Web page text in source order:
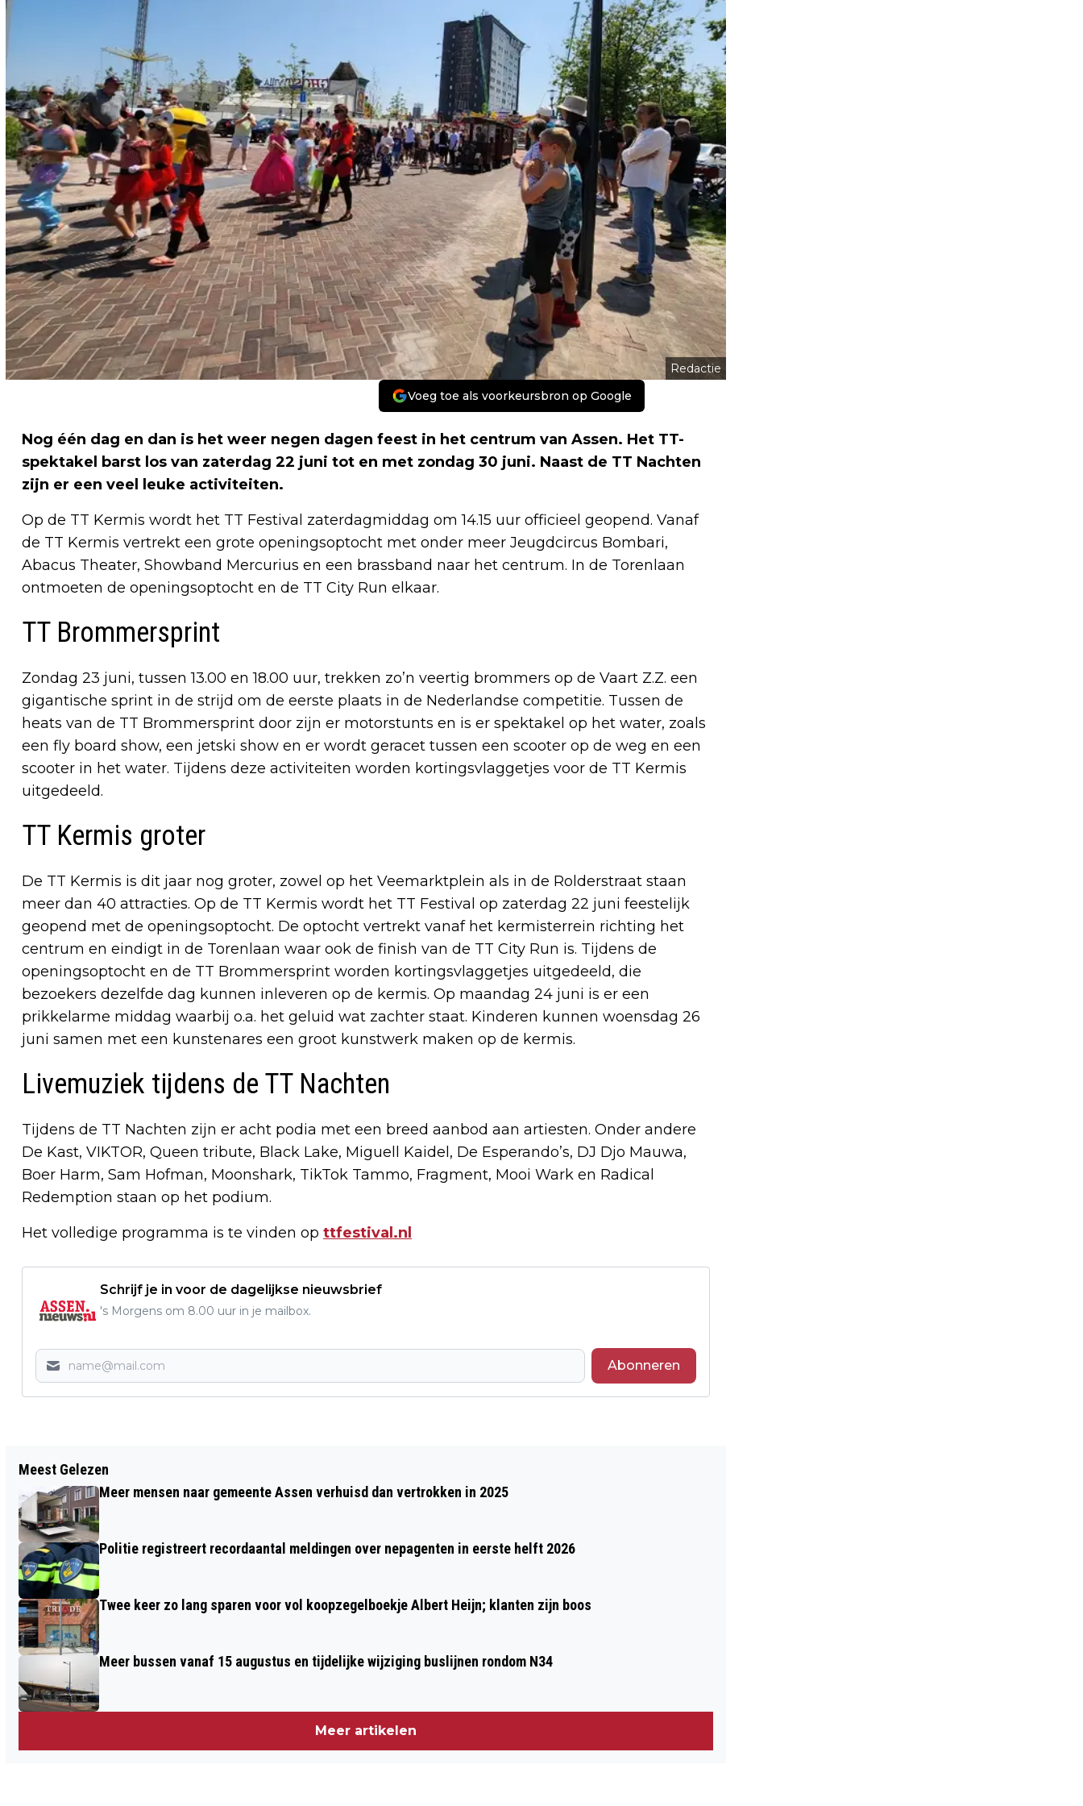
Redactie
Voeg toe als voorkeursbron op Google
Nog één dag en dan is het weer negen dagen feest in het centrum van Assen. Het TT-
spektakel barst los van zaterdag 22 juni tot en met zondag 30 juni. Naast de TT Nachten
zijn er een veel leuke activiteiten.
Op de TT Kermis wordt het TT Festival zaterdagmiddag om 14.15 uur officieel geopend. Vanaf
de TT Kermis vertrekt een grote openingsoptocht met onder meer Jeugdcircus Bombari,
Abacus Theater, Showband Mercurius en een brassband naar het centrum. In de Torenlaan
ontmoeten de openingsoptocht en de TT City Run elkaar.
TT Brommersprint
Zondag 23 juni, tussen 13.00 en 18.00 uur, trekken zo’n veertig brommers op de Vaart Z.Z. een
gigantische sprint in de strijd om de eerste plaats in de Nederlandse competitie. Tussen de
heats van de TT Brommersprint door zijn er motorstunts en is er spektakel op het water, zoals
een fly board show, een jetski show en er wordt geracet tussen een scooter op de weg en een
scooter in het water. Tijdens deze activiteiten worden kortingsvlaggetjes voor de TT Kermis
uitgedeeld.
TT Kermis groter
De TT Kermis is dit jaar nog groter, zowel op het Veemarktplein als in de Rolderstraat staan
meer dan 40 attracties. Op de TT Kermis wordt het TT Festival op zaterdag 22 juni feestelijk
geopend met de openingsoptocht. De optocht vertrekt vanaf het kermisterrein richting het
centrum en eindigt in de Torenlaan waar ook de finish van de TT City Run is. Tijdens de
openingsoptocht en de TT Brommersprint worden kortingsvlaggetjes uitgedeeld, die
bezoekers dezelfde dag kunnen inleveren op de kermis. Op maandag 24 juni is er een
prikkelarme middag waarbij o.a. het geluid wat zachter staat. Kinderen kunnen woensdag 26
juni samen met een kunstenares een groot kunstwerk maken op de kermis.
Livemuziek tijdens de TT Nachten
Tijdens de TT Nachten zijn er acht podia met een breed aanbod aan artiesten. Onder andere
De Kast, VIKTOR, Queen tribute, Black Lake, Miguell Kaidel, De Esperando’s, DJ Djo Mauwa,
Boer Harm, Sam Hofman, Moonshark, TikTok Tammo, Fragment, Mooi Wark en Radical
Redemption staan op het podium.
Het volledige programma is te vinden op ttfestival.nl
Schrijf je in voor de dagelijkse nieuwsbrief
's Morgens om 8.00 uur in je mailbox.
Abonneren
ASSEN IS KOPLOPER NEGEREN
VERKEERSBORDEN
ZONNIG ZOMERWEER OP KOMST
Meest Gelezen
Meer mensen naar gemeente Assen verhuisd dan vertrokken in 2025
Politie registreert recordaantal meldingen over nepagenten in eerste helft 2026
Twee keer zo lang sparen voor vol koopzegelboekje Albert Heijn; klanten zijn boos
Meer bussen vanaf 15 augustus en tijdelijke wijziging buslijnen rondom N34
Meer artikelen